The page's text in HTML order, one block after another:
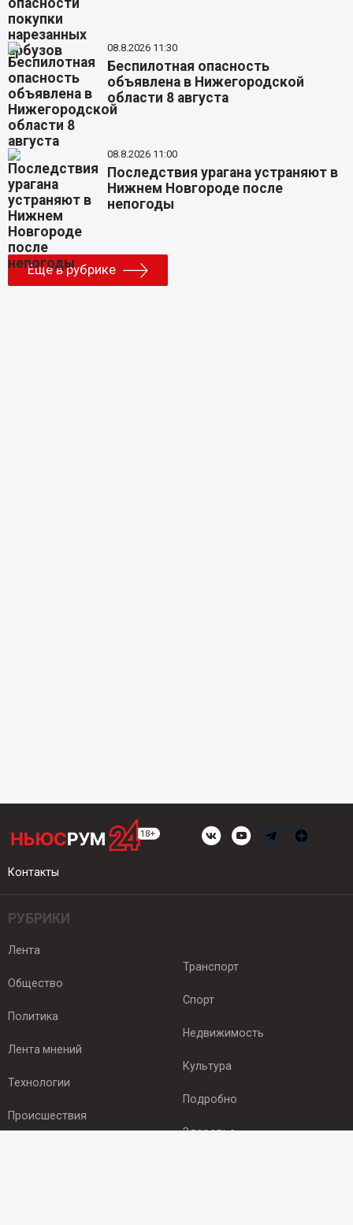
08.8.2026 11:30
Беспилотная опасность
объявлена в Нижегородской
области 8 августа
08.8.2026 11:00
Последствия урагана устраняют в
Нижнем Новгороде после
непогоды
Еще в рубрике
Контакты
РУБРИКИ
Лента
Общество
Политика
Лента мнений
Технологии
Происшествия
Транспорт
Спорт
Недвижимость
Культура
Подробно
Здоровье